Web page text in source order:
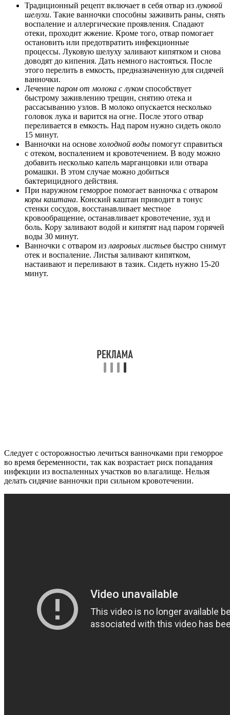
Традиционный рецепт включает в себя отвар из луковой
шелухи. Такие ванночки способны заживить раны, снять
воспаление и аллергические проявления. Спадают
отеки, проходит жжение. Кроме того, отвар помогает
остановить или предотвратить инфекционные
процессы. Луковую шелуху заливают кипятком и снова
доводят до кипения. Дать немного настояться. После
этого перелить в емкость, предназначенную для сидячей
ванночки.
Лечение паром от молока с луком способствует
быстрому заживлению трещин, снятию отека и
рассасыванию узлов. В молоко опускается несколько
головок лука и варится на огне. После этого отвар
переливается в емкость. Над паром нужно сидеть около
15 минут.
Ванночки на основе холодной воды помогут справиться
с отеком, воспалением и кровотечением. В воду можно
добавить несколько капель марганцовки или отвара
ромашки. В этом случае можно добиться
бактерицидного действия.
При наружном геморрое помогает ванночка с отваром
коры каштана. Конский каштан приводит в тонус
стенки сосудов, восстанавливает местное
кровообращение, останавливает кровотечение, зуд и
боль. Кору заливают водой и кипятят над паром горячей
воды 30 минут.
Ванночки с отваром из лавровых листьев быстро снимут
отек и воспаление. Листья заливают кипятком,
настаивают и переливают в тазик. Сидеть нужно 15-20
минут.
Следует с осторожностью лечиться ванночками при геморрое
во время беременности, так как возрастает риск попадания
инфекции из воспаленных участков во влагалище. Нельзя
делать сидячие ванночки при сильном кровотечении.